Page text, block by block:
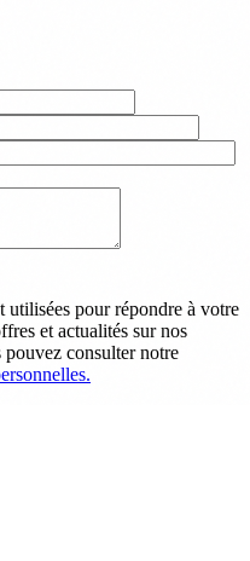
utilisées pour répondre à votre
et actualités sur nos
consulter notre